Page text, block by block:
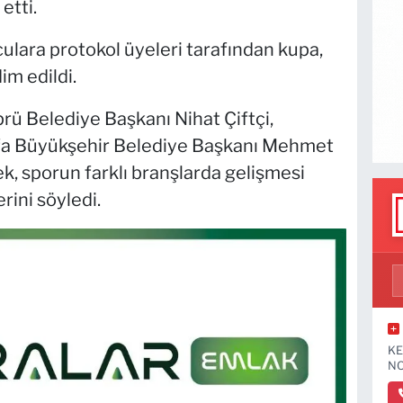
etti.
protokol üyeleri tarafından kupa,
edildi.
Belediye Başkanı Nihat Çiftçi,
Büyükşehir Belediye Başkanı Mehmet
sporun farklı branşlarda gelişmesi
söyledi.